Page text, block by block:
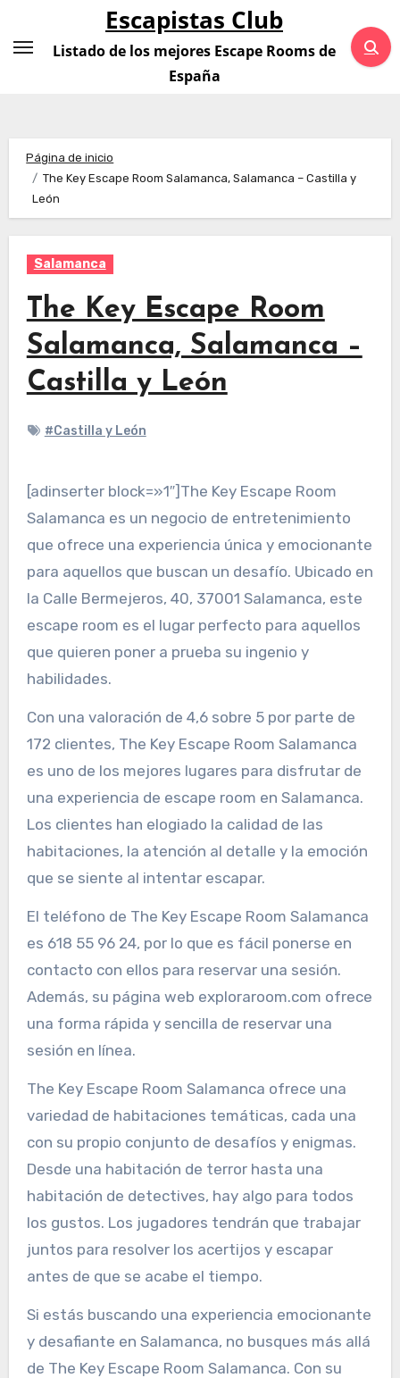
contenido
Escapistas Club
Listado de los mejores Escape Rooms de
España
Página de inicio
The Key Escape Room Salamanca, Salamanca – Castilla y
León
Salamanca
The Key Escape Room
Salamanca, Salamanca –
Castilla y León
#Castilla y León
[adinserter block=»1″]The Key Escape Room
Salamanca es un negocio de entretenimiento
que ofrece una experiencia única y emocionante
para aquellos que buscan un desafío. Ubicado en
la Calle Bermejeros, 40, 37001 Salamanca, este
escape room es el lugar perfecto para aquellos
que quieren poner a prueba su ingenio y
habilidades.
Con una valoración de 4,6 sobre 5 por parte de
172 clientes, The Key Escape Room Salamanca
es uno de los mejores lugares para disfrutar de
una experiencia de escape room en Salamanca.
Los clientes han elogiado la calidad de las
habitaciones, la atención al detalle y la emoción
que se siente al intentar escapar.
El teléfono de The Key Escape Room Salamanca
es 618 55 96 24, por lo que es fácil ponerse en
contacto con ellos para reservar una sesión.
Además, su página web exploraroom.com ofrece
una forma rápida y sencilla de reservar una
sesión en línea.
The Key Escape Room Salamanca ofrece una
variedad de habitaciones temáticas, cada una
con su propio conjunto de desafíos y enigmas.
Desde una habitación de terror hasta una
habitación de detectives, hay algo para todos
los gustos. Los jugadores tendrán que trabajar
juntos para resolver los acertijos y escapar
antes de que se acabe el tiempo.
Si estás buscando una experiencia emocionante
y desafiante en Salamanca, no busques más allá
de The Key Escape Room Salamanca. Con su